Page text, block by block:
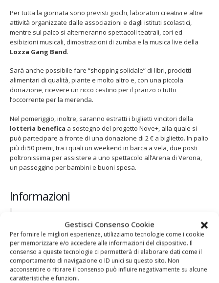
Gestisci Consenso Cookie
Per fornire le migliori esperienze, utilizziamo tecnologie come i cookie
per memorizzare e/o accedere alle informazioni del dispositivo. Il
consenso a queste tecnologie ci permetterà di elaborare dati come il
comportamento di navigazione o ID unici su questo sito. Non
acconsentire o ritirare il consenso può influire negativamente su alcune
caratteristiche e funzioni.
Per tutta la giornata sono previsti giochi, laboratori creativi e altre
attività organizzate dalle associazioni e dagli istituti scolastici,
mentre sul palco si alterneranno spettacoli teatrali, cori ed
esibizioni musicali, dimostrazioni di zumba e la musica live della
Lozza Gang Band.
Sarà anche possibile fare “shopping solidale” di libri, prodotti
alimentari di qualità, piante e molto altro e, con una piccola
donazione, ricevere un ricco cestino per il pranzo o tutto
l’occorrente per la merenda.
Nel pomeriggio, inoltre, saranno estratti i biglietti vincitori della
lotteria benefica a sostegno del progetto Nove+, alla quale si
può partecipare a fronte di una donazione di 2 € a biglietto. In palio
più di 50 premi, tra i quali un weekend in barca a vela, due posti
poltronissima per assistere a uno spettacolo all’Arena di Verona,
un passeggino per bambini e buoni spesa.
Informazioni
Misson Bambini:clicca qui
Nove+ : clicca qui
l’assistenza domiciliare
2026
Dicembre 14, 2024
5 ottobre 2026 – “Jannacci…
dintorni” per festeggiare i
18 e 19 dicembre 2026 –
gospel benefico per